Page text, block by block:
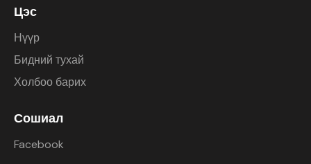
Цэс
Нүүр
Бидний тухай
Холбоо барих
Сошиал
Facebook